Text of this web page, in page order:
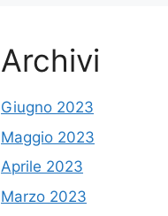
Archivi
Giugno 2023
Maggio 2023
Aprile 2023
Marzo 2023